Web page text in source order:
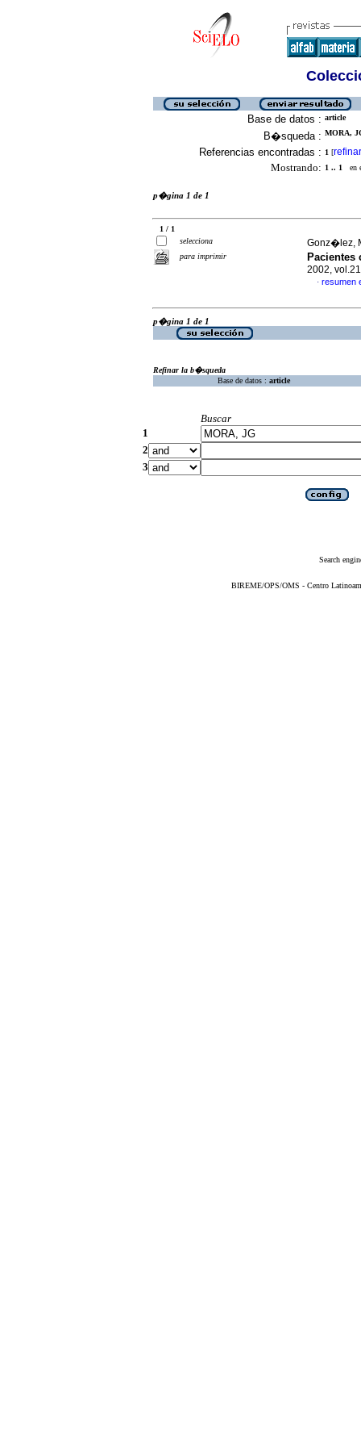
Base de datos : article
B�squeda : MORA,
Referencias encontradas : 1 [refinar
Mostrando: 1 .. 1 en
p�gina 1 de 1
1 / 1
selecciona
para imprimir
Gonz�lez,
2002,
· resumen
p�gina 1 de 1
Refinar la b�squeda
Base de datos : article
Buscar
1
2
3
Search
BIREME/OPS/OMS - Centro